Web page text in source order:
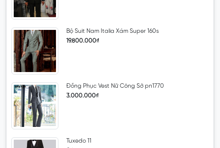
Bộ Suit Nam Italia Xám Super 160s
19.800.000₫
Đồng Phục Vest Nữ Công Sở pn1770
3.000.000₫
Tuxedo 11